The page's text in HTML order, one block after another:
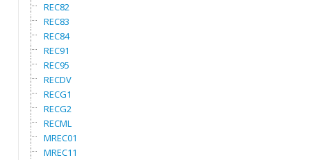
REC82
REC83
REC84
REC91
REC95
RECDV
RECG1
RECG2
RECML
MREC01
MREC11